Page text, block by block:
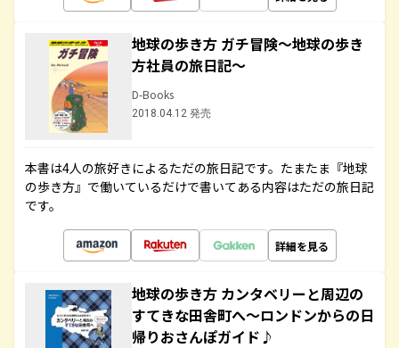
地球の歩き方 ガチ冒険～地球の歩き
方社員の旅日記～
D-Books
2018.04.12 発売
本書は4人の旅好きによるただの旅日記です。たまたま『地球
の歩き方』で働いているだけで書いてある内容はただの旅日記
です。
詳細を見る
地球の歩き方 カンタベリーと周辺の
すてきな田舎町へ～ロンドンからの日
帰りおさんぽガイド♪